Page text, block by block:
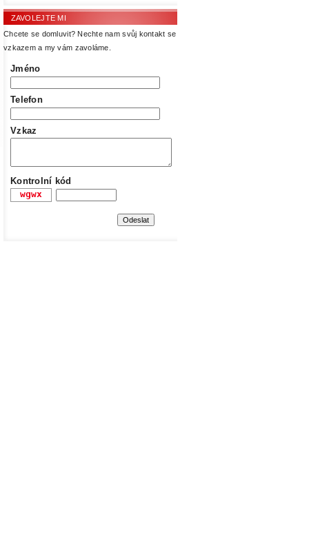
ZAVOLEJTE MI
Chcete se domluvit? Nechte nam svůj kontakt se
vzkazem a my vám zavoláme.
Jméno
Telefon
Vzkaz
Kontrolní kód